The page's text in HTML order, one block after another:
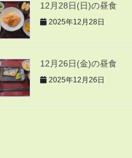
12月28日(日)の昼食
2025年12月28日
12月26日(金)の昼食
2025年12月26日